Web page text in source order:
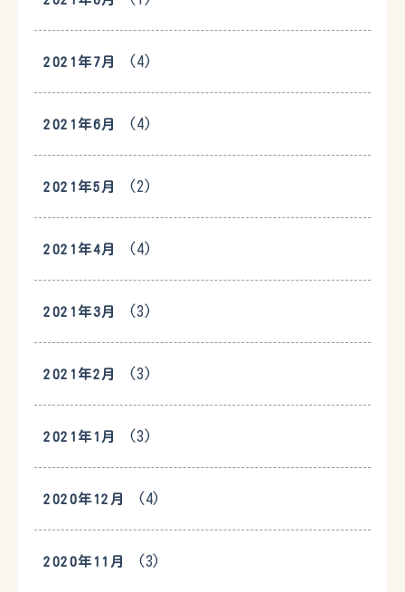
2021年7月 (4)
2021年6月 (4)
2021年5月 (2)
2021年4月 (4)
2021年3月 (3)
2021年2月 (3)
2021年1月 (3)
2020年12月 (4)
2020年11月 (3)